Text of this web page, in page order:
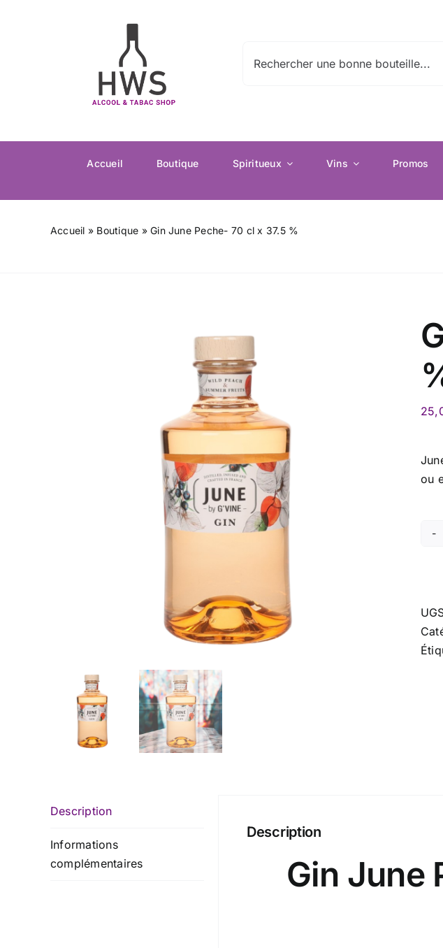
Accueil Boutique Spiritueux Vins Promos
Accueil » Boutique »Gin June Peche- 70 cl x 37.5 %
ou
Description
Informations
complémentaires
Description
Gin June